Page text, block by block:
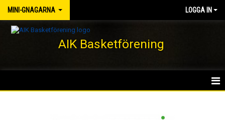
MINI-GNAGARNA LOGGA IN
AIK Basketförening